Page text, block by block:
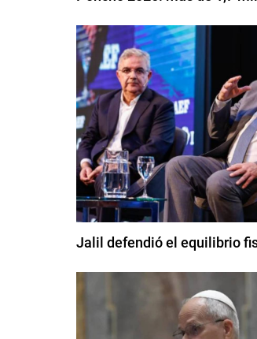
Jalil defendió el equilibrio